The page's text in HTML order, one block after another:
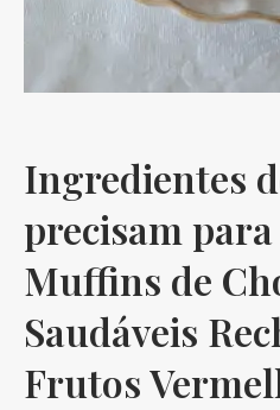
Ingredientes
precisam para
Muffins de
Saudáveis
Frutos